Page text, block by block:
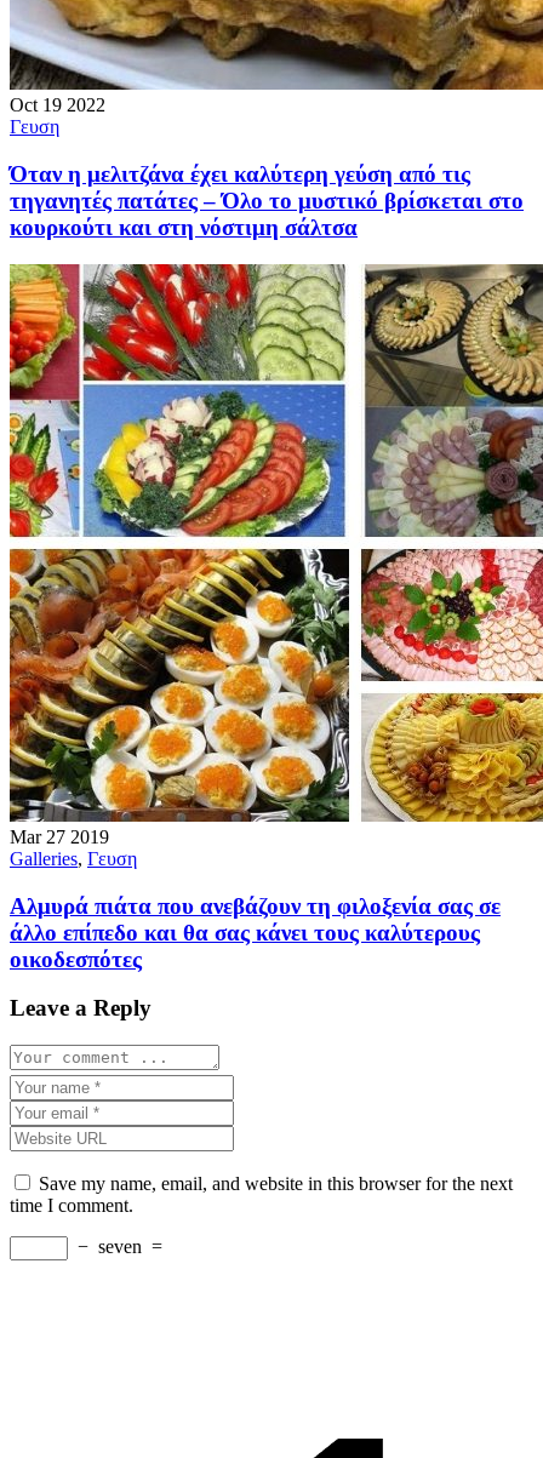
Oct 19 2022
Γευση
Όταν η μελιτζάνα έχει καλύτερη γεύση από τις
τηγανητές πατάτες – Όλο το μυστικό βρίσκεται στο
κουρκούτι και στη νόστιμη σάλτσα
Mar 27 2019
Galleries, Γευση
Αλμυρά πιάτα που ανεβάζουν τη φιλοξενία σας σε
άλλο επίπεδο και θα σας κάνει τους καλύτερους
οικοδεσπότες
Leave a Reply
Save my name, email, and website in this browser for the next
time I comment.
− seven =